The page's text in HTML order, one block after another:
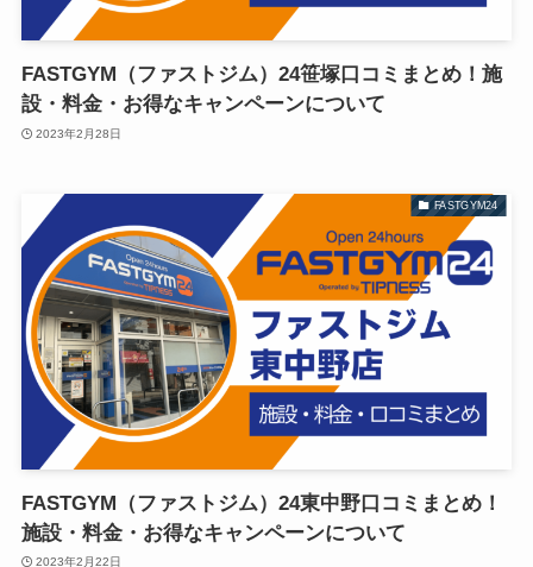
FASTGYM（ファストジム）24笹塚口コミまとめ！施
設・料金・お得なキャンペーンについて
2023年2月28日
FASTGYM24
FASTGYM（ファストジム）24東中野口コミまとめ！
施設・料金・お得なキャンペーンについて
2023年2月22日